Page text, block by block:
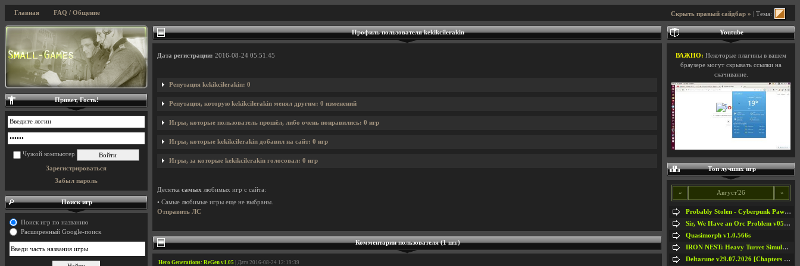
Скрыть правый сайдбар » | Тема:
Главная FAQ / Общение
Профиль пользователя kekikcilerakin
Дата регистрации: 2016-08-24 05:51:45
Репутация kekikcilerakin: 0
Репутация, которую kekikcilerakin менял другим: 0 изменений
Игры, которые пользователь прошёл, либо очень понравились: 0 игр
Игры, которые kekikcilerakin добавил на сайт: 0 игр
Игры, за которые kekikcilerakin голосовал: 0 игр
Десятка самых любимых игр с сайта:
• Самые любимые игры еще не выбраны.
Отправить ЛС
Комментарии пользователя (1 шт.)
Hero Generations: ReGen v1.05 | Дата 2016-08-24 12:19:39
Привет, Гость!
Чужой компьютер
Зарегистрироваться
Забыл пароль
Поиск игр
Поиск игр по названию
Расширенный Google-поиск
Youtube
ВАЖНО: Некоторые плагины в вашем
браузере могут скрывать ссылки на
скачивание.
Топ лучших игр
« Август'26 »
Probably Stolen - Cyberpunk Pawnshop Simulator v048c [Playtest]
Sir, We Have an Orc Problem v05.08.2026
Quasimorph v1.0.566s
IRON NEST: Heavy Turret Simulator v1.0a
Deltarune v29.07.2026 [Chapters 1-5] / + RUS [Chapters 1-5]